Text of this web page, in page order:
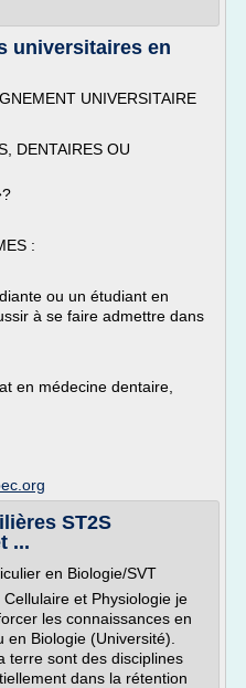
universitaires en
UNIVERSITAIRE
DENTAIRES OU
:
ou un étudiant en
à se faire admettre dans
en médecine dentaire,
ST2S
...
en Biologie/SVT
et Physiologie je
les connaissances en
Biologie (Université).
terre sont des disciplines
dans la rétention